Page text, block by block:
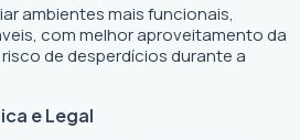
ambientes mais funcionais,
com melhor aproveitamento da
de desperdícios durante a
e Legal